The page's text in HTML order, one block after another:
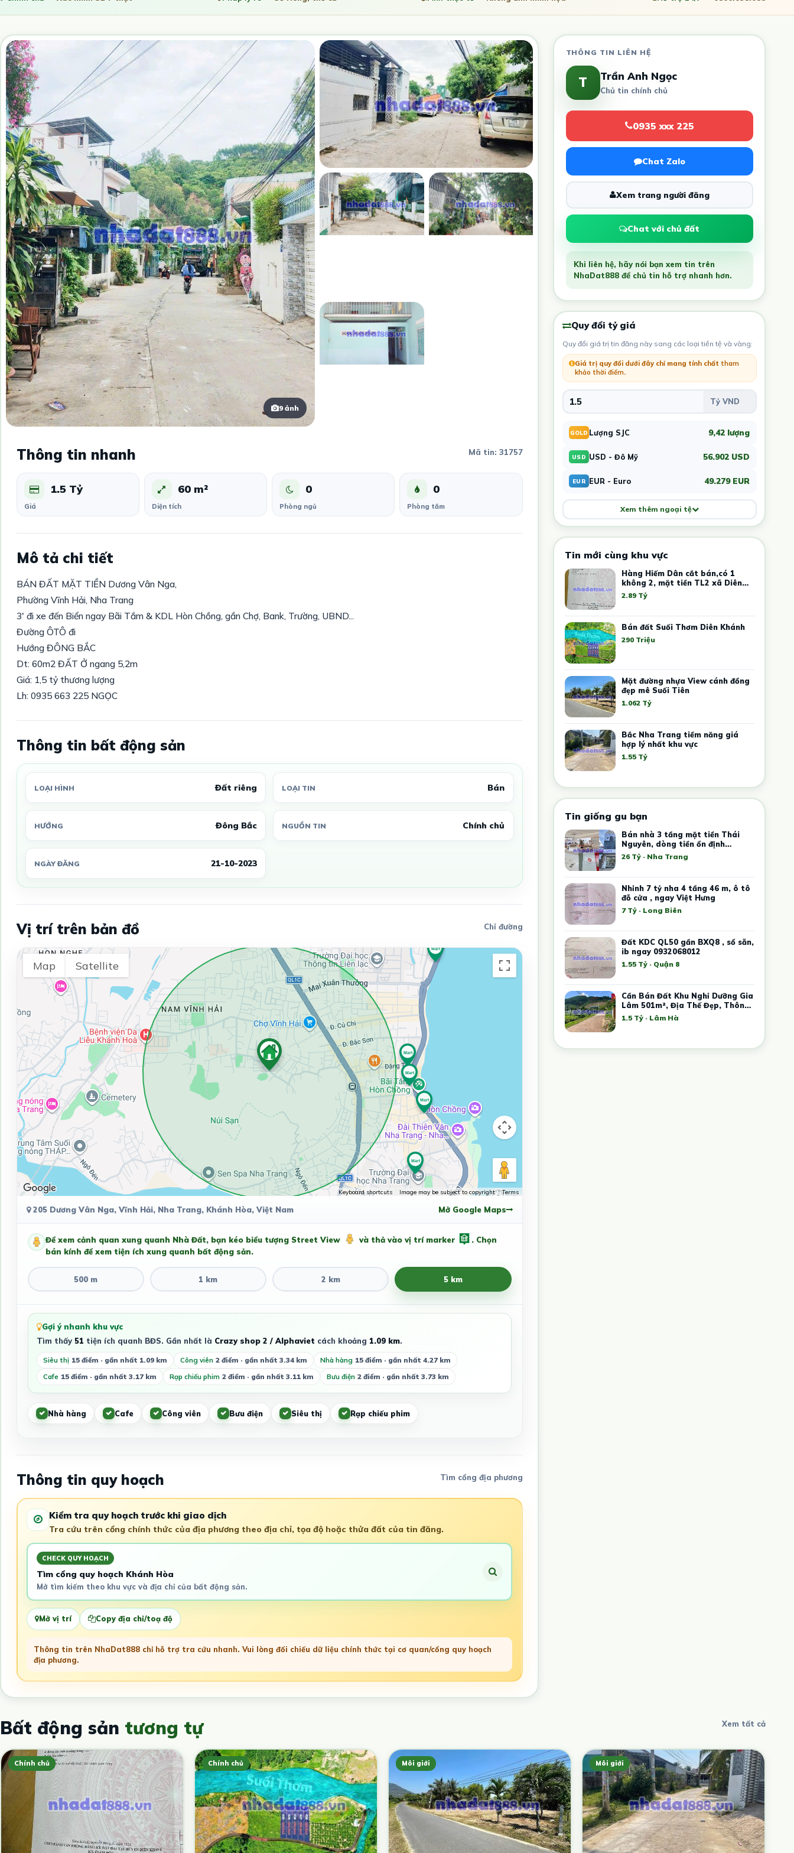
9 ảnh
Thông tin nhanh Mã tin: 31757
1.5 Tỷ
Giá
60 m²
Diện tích
0
Phòng ngủ
0
Phòng tắm
Mô tả chi tiết
BÁN ĐẤT MẶT TIỀN Dương Vân Nga,
Phường Vĩnh Hải, Nha Trang
3' đi xe đến Biển ngay Bãi Tắm & KDL Hòn Chồng, gần Chợ, Bank, Trường, UBND...
Đường ÔTÔ đi
Hướng ĐÔNG BẮC
Dt: 60m2 ĐẤT Ở ngang 5,2m
Giá: 1,5 tỷ thương lượng
Lh: 0935 663 225 NGỌC
Thông tin bất động sản
LOẠI HÌNH Đất riêng LOẠI TIN Bán
HƯỚNG Đông Bắc NGUỒN TIN Chính chủ
NGÀY ĐĂNG 21-10-2023
Vị trí trên bản đồ Chỉ đường
Map Satellite
Keyboard shortcuts Image may be subject to copyright Terms
205 Dương Vân Nga, Vĩnh Hải, Nha Trang, Khánh Hòa, Việt Nam Mở Google Maps
Để xem cảnh quan xung quanh Nhà Đất, bạn kéo biểu tượng Street View và thả vào vị trí marker
. Chọn
bán kính để xem tiện ích xung quanh bất động sản.
500 m 1 km 2 km 5 km
Gợi ý nhanh khu vực
Tìm thấy 51 tiện ích quanh BĐS. Gần nhất là Crazy shop 2 / Alphaviet cách khoảng 1.09 km.
Siêu thị 15 điểm · gần nhất 1.09 km Công viên 2 điểm · gần nhất 3.34 km Nhà hàng 15 điểm · gần nhất 4.27 km
Cafe 15 điểm · gần nhất 3.17 km Rạp chiếu phim 2 điểm · gần nhất 3.11 km Bưu điện 2 điểm · gần nhất 3.73 km
Nhà hàng Cafe Công viên Bưu điện Siêu thị Rạp chiếu phim
Thông tin quy hoạch Tìm cổng địa phương
Kiểm tra quy hoạch trước khi giao dịch
Tra cứu trên cổng chính thức của địa phương theo địa chỉ, tọa độ hoặc thửa đất của tin đăng.
CHECK QUY HOẠCH
Tìm cổng quy hoạch Khánh Hòa
Mở tìm kiếm theo khu vực và địa chỉ của bất động sản.
Mở vị trí Copy địa chỉ/toạ độ
Thông tin trên NhaDat888 chỉ hỗ trợ tra cứu nhanh. Vui lòng đối chiếu dữ liệu chính thức tại cơ quan/cổng quy hoạch
địa phương.
THÔNG TIN LIÊN HỆ
T Trần Anh Ngọc
Chủ tin chính chủ
0935 xxx 225
Chat Zalo
Xem trang người đăng
Chat với chủ đất
Khi liên hệ, hãy nói bạn xem tin trên
NhaDat888 để chủ tin hỗ trợ nhanh hơn.
Quy đổi tỷ giá
Quy đổi giá trị tin đăng này sang các loại tiền tệ và vàng:
Giá trị quy đổi dưới đây chỉ mang tính chất tham
khảo thời điểm.
GOLD Lượng SJC 9,42 lượng
USD USD - Đô Mỹ 56.902 USD
EUR EUR - Euro 49.279 EUR
Xem thêm ngoại tệ
Tin mới cùng khu vực
Hàng Hiếm Dân cắt bán,có 1
không 2, mặt tiền TL2 xã Diên
Lạc,chuẩn bị lên phường
2.89 Tỷ
Bán đất Suối Thơm Diên Khánh
290 Triệu
Mặt đường nhựa View cánh đồng
đẹp mê Suối Tiên
1.062 Tỷ
Bắc Nha Trang tiềm năng giá
hợp lý nhất khu vực
1.55 Tỷ
Tin giống gu bạn
Bán nhà 3 tầng mặt tiền Thái
Nguyên, dòng tiền ổn định
35tr/tháng
26 Tỷ · Nha Trang
Nhỉnh 7 tỷ nha 4 tầng 46 m, ô tô
đỗ cửa , ngay Việt Hưng
7 Tỷ · Long Biên
Đất KDC QL50 gần BXQ8 , sổ sẵn,
ib ngay 0932068012
1.55 Tỷ · Quận 8
Cần Bán Đất Khu Nghỉ Dưỡng Gia
Lâm 501m², Địa Thế Đẹp, Thông
Xanh Bao Quanh
1.5 Tỷ · Lâm Hà
Bất động sản tương tự Xem tất cả
Chính chủ Chính chủ Môi giới Môi giới